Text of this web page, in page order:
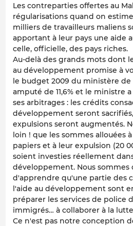
Les contreparties offertes au
régularisations quand on
milliers de travailleurs maliens
apportant à leur pays une aide
celle, officielle, des pays riches.
Au-delà des grands mots dont
au développement promise à
le budget 2009 du ministère
amputé de 11,6% et le ministre
ses arbitrages : les crédits
développement seront
expulsions seront augmentés.
loin ! que les sommes allouées
papiers et à leur expulsion (20
soient investies réellement
développement. Nous
d'apprendre qu'une partie des
l'aide au développement sont
préparer les services de police
immigrés… à collaborer à la
Ce n'est pas notre conception